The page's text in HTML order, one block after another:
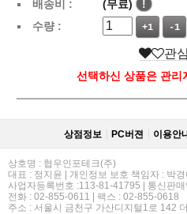
배송비 :
(무료)
!
수량 :
+1 -1
관
선택하신 상품은 관리
상점정보 PC버젼 이용안
상호명 : 협우인포테크(주)
대표 : 정지윤 | 개인정보 보호 책임자 : 박경
사업자등록번호 :113-81-41795 | 통신판
전화 : 02-855-0611 | 팩스 : 02-855-0618
주소 : 서울시 금천구 가산디지털1로 142